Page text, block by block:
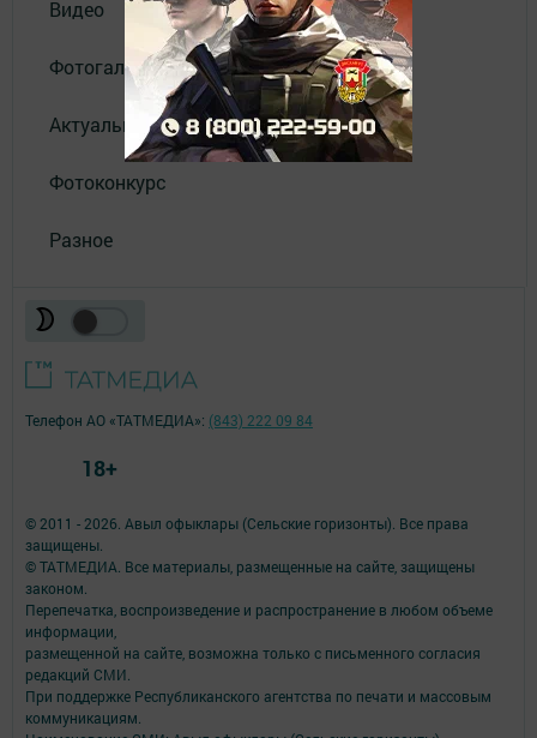
Видео
Фотогалереи
Актуальное видео
Фотоконкурс
Разное
© 2011 - 2026. Авыл офыклары (Сельские горизонты). Все права
защищены.
© ТАТМЕДИА. Все материалы, размещенные на сайте, защищены
законом.
Перепечатка, воспроизведение и распространение в любом объеме
информации,
размещенной на сайте, возможна только с письменного согласия
редакций СМИ.
При поддержке Республиканского агентства по печати и массовым
коммуникациям.
Телефон АО «ТАТМЕДИА»: (843) 222 09 84
18+